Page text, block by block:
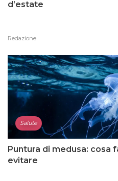
d’estate
Redazione
Salute
Puntura di medusa: cosa
evitare